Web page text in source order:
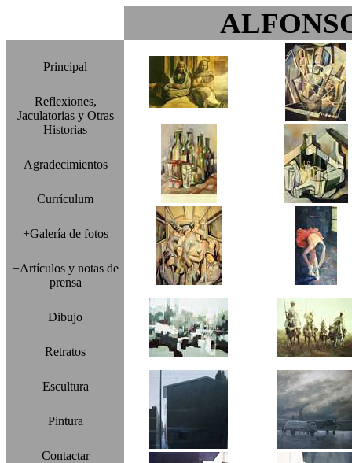
Principal
Reflexiones,
Jaculatorias y Otras
Historias
Agradecimientos
Currículum
+Galería de fotos
+Artículos y notas de
prensa
Dibujo
Retratos
Escultura
Pintura
Contactar